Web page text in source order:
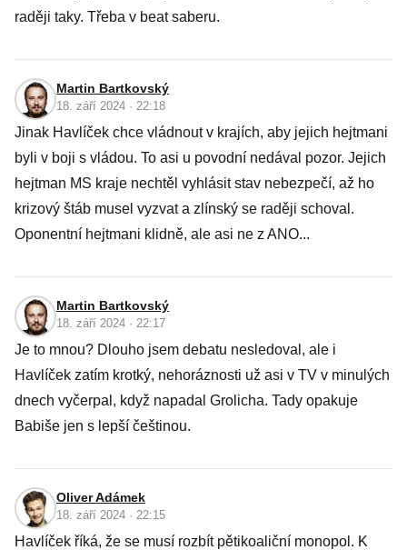
raději taky. Třeba v beat saberu.
Martin Bartkovský
18. září 2024 · 22:18
Jinak Havlíček chce vládnout v krajích, aby jejich hejtmani
byli v boji s vládou. To asi u povodní nedával pozor. Jejich
hejtman MS kraje nechtěl vyhlásit stav nebezpečí, až ho
krizový štáb musel vyzvat a zlínský se raději schoval.
Oponentní hejtmani klidně, ale asi ne z ANO...
Martin Bartkovský
18. září 2024 · 22:17
Je to mnou? Dlouho jsem debatu nesledoval, ale i
Havlíček zatím krotký, nehoráznosti už asi v TV v minulých
dnech vyčerpal, když napadal Grolicha. Tady opakuje
Babiše jen s lepší češtinou.
Oliver Adámek
18. září 2024 · 22:15
Havlíček říká, že se musí rozbít pětikoaliční monopol. K